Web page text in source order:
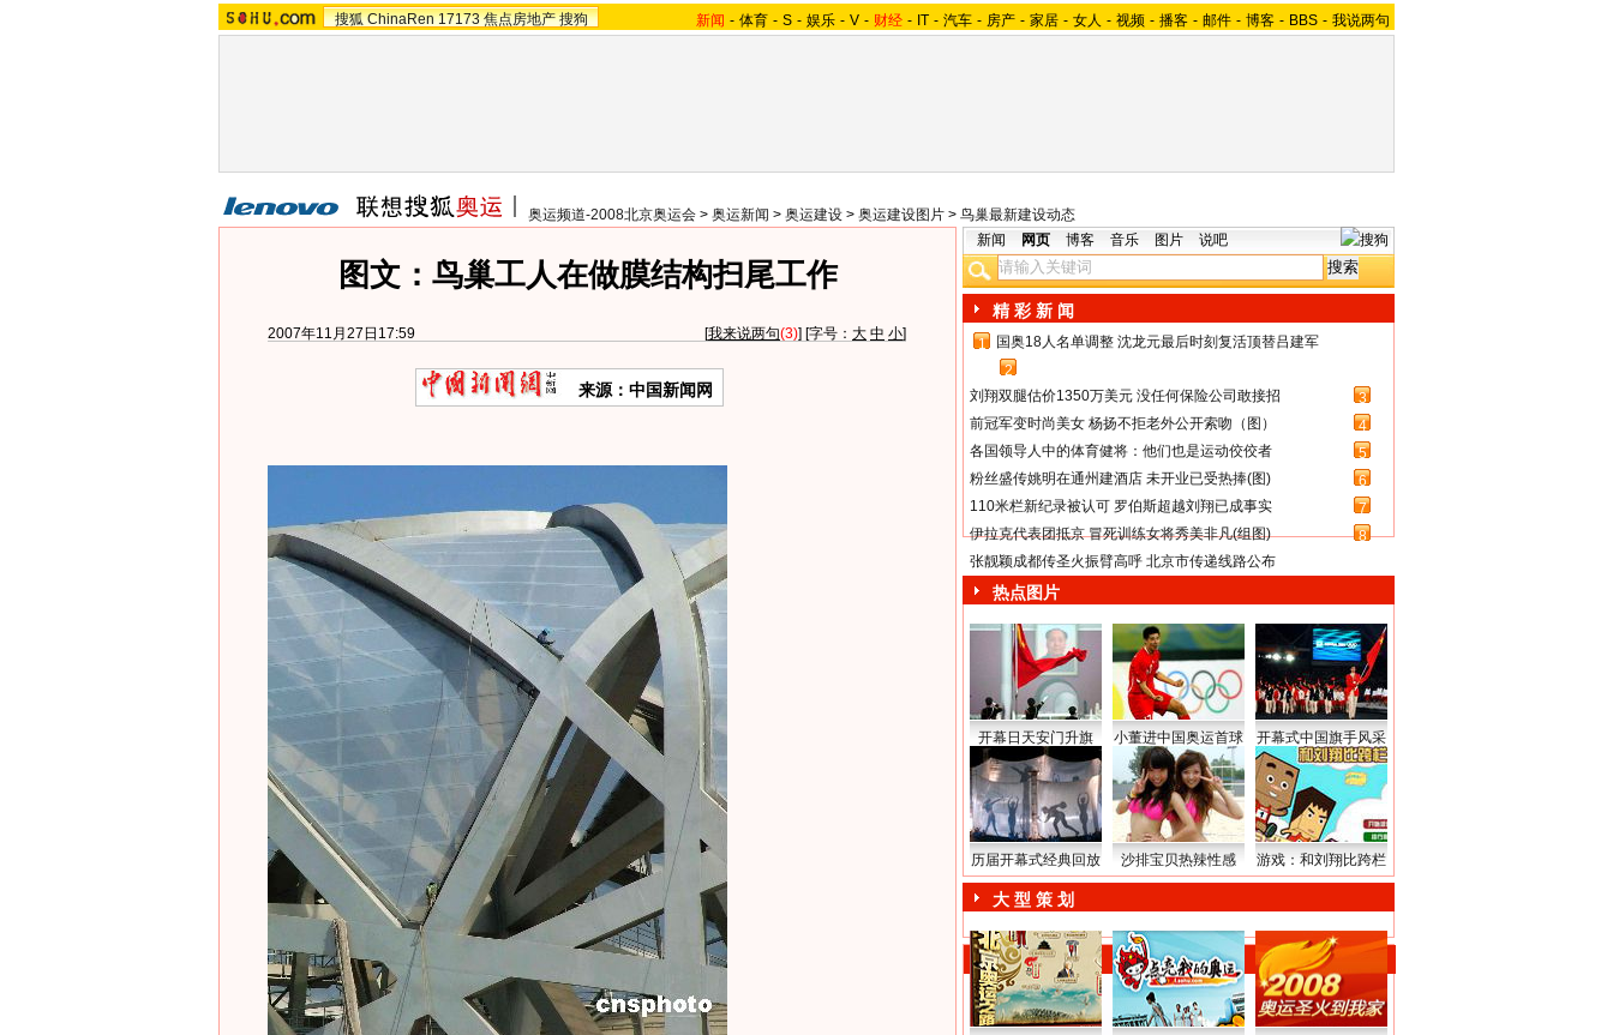
搜狐 ChinaRen 17173 焦点房地产 搜狗 新闻 - 体育 - S - 娱乐 - V - 财经 - IT - 汽车 - 房产 - 家居 - 女人 - 视频 - 播客 - 邮件 - 博客 - BBS - 我说两句
奥运频道-2008北京奥运会 > 奥运新闻 > 奥运建设 > 奥运建设图片 > 鸟巢最新建设动态
图文：鸟巢工人在做膜结构扫尾工作
2007年11月27日17:59 [我来说两句(3)] [字号： 大 中 小]
来源：中国新闻网
新闻 网页 博客 音乐 图片 说吧
精 彩 新 闻
1
国奥18人名单调整 沈龙元最后时刻复活顶替吕建军
2
刘翔双腿估价1350万美元 没任何保险公司敢接招
3
前冠军变时尚美女 杨扬不拒老外公开索吻（图）
4
各国领导人中的体育健将：他们也是运动佼佼者
5
粉丝盛传姚明在通州建酒店 未开业已受热捧(图)
6
110米栏新纪录被认可 罗伯斯超越刘翔已成事实
7
伊拉克代表团抵京 冒死训练女将秀美非凡(组图)
8
张靓颖成都传圣火振臂高呼 北京市传递线路公布
热点图片
开幕日天安门升旗 小董进中国奥运首球 开幕式中国旗手风采
历届开幕式经典回放 沙排宝贝热辣性感 游戏：和刘翔比跨栏
大 型 策 划